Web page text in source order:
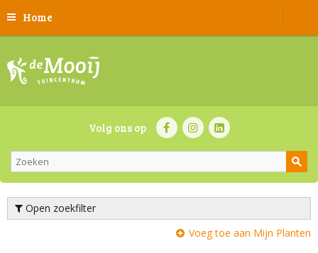
Home
Volg ons op
Open zoekfilter
Voeg toe aan Mijn Planten